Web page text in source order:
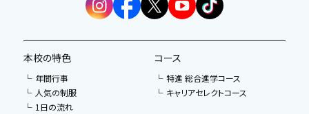
本校の特色
年間行事
人気の制服
1日の流れ
コース
特進 総合進学コース
キャリアセレクトコース